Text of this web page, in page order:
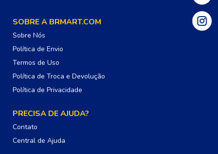
SOBRE A BRMART.COM
Sobre Nós
Política de Envio
Termos de Uso
Política de Troca e Devolução
Política de Privacidade
PRECISA DE AJUDA?
Contato
Central de Ajuda